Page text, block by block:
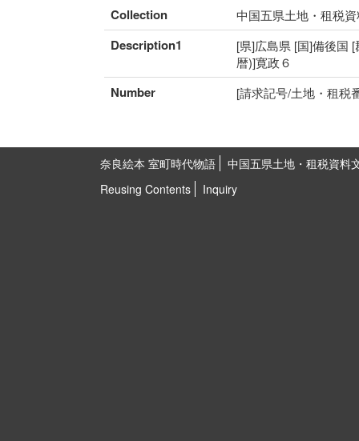
Collection 中国五県土地・租税
Description1
[県]広島県 [国]備後国
暦)]寛政６
Number [請求記号/土地・租税
奈良絵本 室町時代物語
中国五県土地・租税資料
Reusing Contents
Inquiry